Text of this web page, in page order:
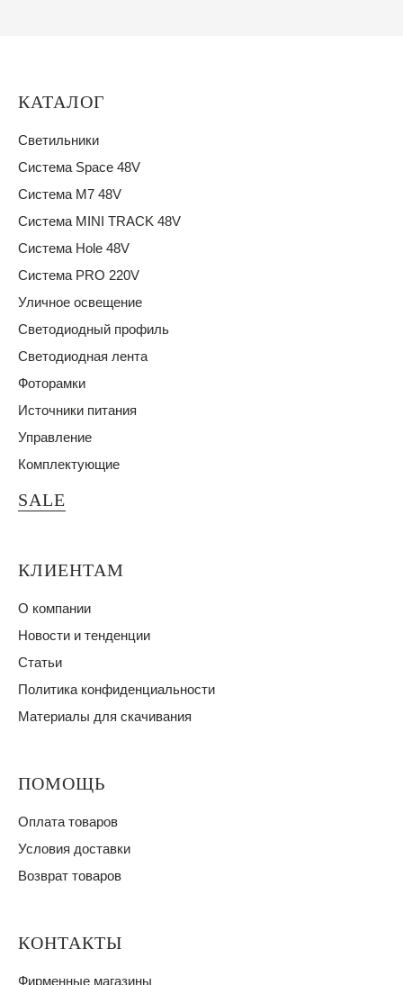
КАТАЛОГ
Светильники
Система Space 48V
Система M7 48V
Система MINI TRACK 48V
Система Hole 48V
Система PRO 220V
Уличное освещение
Светодиодный профиль
Светодиодная лента
Фоторамки
Источники питания
Управление
Комплектующие
SALE
КЛИЕНТАМ
О компании
Новости и тенденции
Статьи
Политика конфиденциальности
Материалы для скачивания
ПОМОЩЬ
Оплата товаров
Условия доставки
Возврат товаров
КОНТАКТЫ
Фирменные магазины